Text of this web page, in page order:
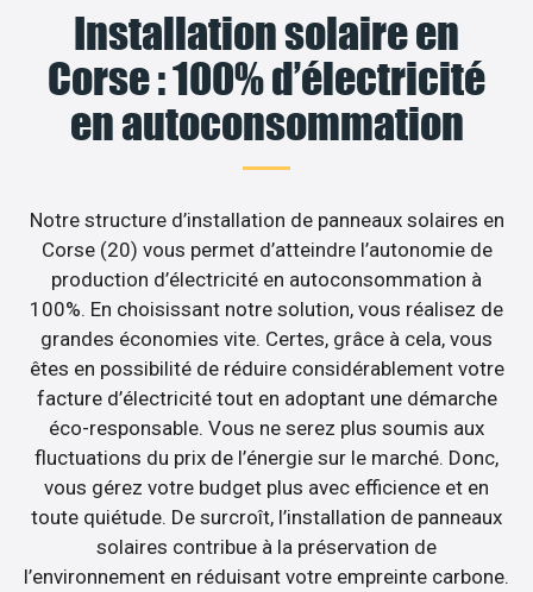
Installation solaire en
Corse : 100% d’électricité
en autoconsommation
Notre structure d’installation de panneaux solaires en
Corse (20) vous permet d’atteindre l’autonomie de
production d’électricité en autoconsommation à
100%. En choisissant notre solution, vous réalisez de
grandes économies vite. Certes, grâce à cela, vous
êtes en possibilité de réduire considérablement votre
facture d’électricité tout en adoptant une démarche
éco-responsable. Vous ne serez plus soumis aux
fluctuations du prix de l’énergie sur le marché. Donc,
vous gérez votre budget plus avec efficience et en
toute quiétude. De surcroît, l’installation de panneaux
solaires contribue à la préservation de
l’environnement en réduisant votre empreinte carbone.